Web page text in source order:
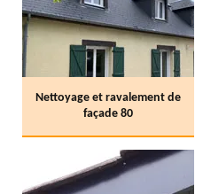
Nettoyage et ravalement de
façade 80